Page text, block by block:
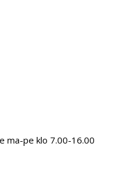
ma-pe klo 7.00-16.00